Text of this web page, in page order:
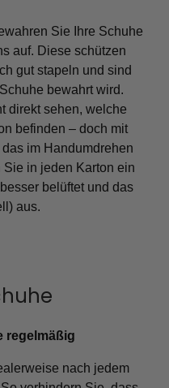
Sie Ihre Schuhe
auf. Diese schützen
gut stapeln und sind
bewahrt wird.
direkt sehen, welche
befinden – doch mit
im Handumdrehen
Sie in jeden Karton ein
belüftet und das
aus.
regelmäßig
nach jedem